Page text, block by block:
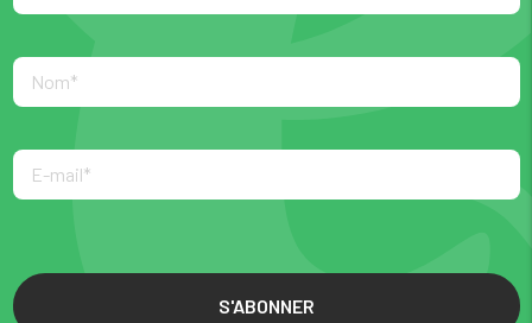
S'ABONNER